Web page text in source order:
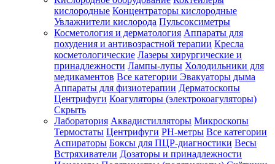
Зарегистрироваться
Зачем
регистрироваться?
Все
покупки
одном
месте
кислородные Концентраторы кислородные
Увлажнители кислорода Пульсоксиметры
Косметология и дерматология Аппараты для
похудения и антивозрастной терапии Кресла
косметологические Лазеры хирургические и
принадлежности Лампы-лупы Холодильники для
медикаментов Все категории Эвакуаторы дыма
Аппараты для физиотерапии Дерматоскопы
Центрифуги Коагуляторы (электрокоагуляторы)
Скрыть
Лаборатория Аквадистилляторы Микроскопы
Термостаты Центрифуги PH-метры Все категории
Аспираторы Боксы для ПЦР-диагностики Весы
Встряхиватели Дозаторы и принадлежности